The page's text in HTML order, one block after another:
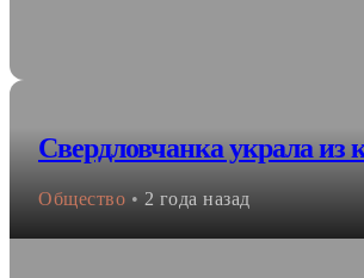
Свердловчанка украла из
Общество • 2 года назад